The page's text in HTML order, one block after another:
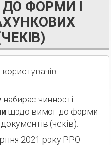
ФОРМИ І
набирає чинності
щодо вимог до форми
(чеків).